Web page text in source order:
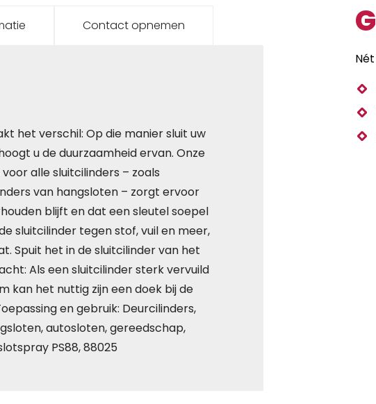
Contact opnemen
het verschil: Op die manier sluit uw
u de duurzaamheid ervan. Onze
alle sluitcilinders – zoals
van hangsloten – zorgt ervoor
blijft en dat een sleutel soepel
sluitcilinder tegen stof, vuil en meer,
Spuit het in de sluitcilinder van het
Als een sluitcilinder sterk vervuild
kan het nuttig zijn een doek bij de
en gebruik: Deurcilinders,
autosloten, gereedschap,
PS88, 88025